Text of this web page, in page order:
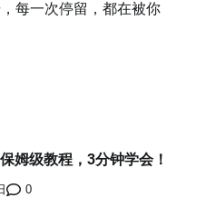
每一次停留，都在被你
姆级教程，3分钟学会！
0